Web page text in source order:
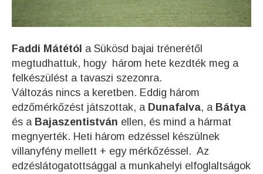
Faddi Mátétól a Sükösd bajai trénerétől
megtudhattuk, hogy három hete kezdték meg a
felkészülést a tavaszi szezonra.
Változás nincs a keretben. Eddig három
edzőmérkőzést játszottak, a Dunafalva, a Bátya
és a Bajaszentistván ellen, és mind a hármat
megnyerték. Heti három edzéssel készülnek
villanyfény mellett + egy mérkőzéssel. Az
edzéslátogatottsággal a munkahelyi elfoglaltságok